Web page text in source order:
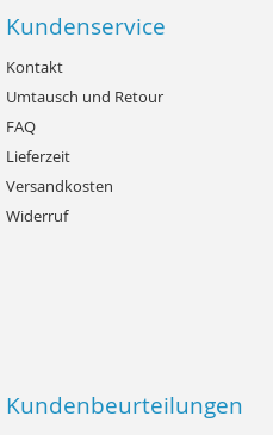
Kundenservice
Kontakt
Umtausch und Retour
FAQ
Lieferzeit
Versandkosten
Widerruf
Kundenbeurteilungen